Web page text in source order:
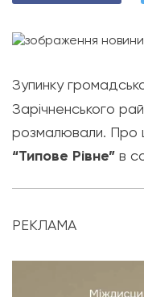
Зупинку
Зарічненського
розмалювали. Про
“Типове Рівне” в
РЕКЛАМА